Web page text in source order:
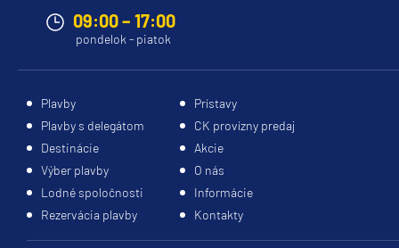
09:00 – 17:00
pondelok - piatok
Plavby
Prístavy
Plavby s delegátom
CK provízny predaj
Destinácie
Akcie
Výber plavby
O nás
Lodné spoločnosti
Informácie
Rezervácia plavby
Kontakty